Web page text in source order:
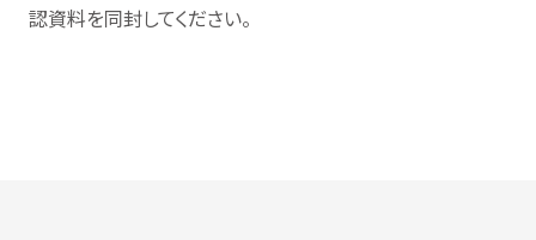
認資料を同封してください。